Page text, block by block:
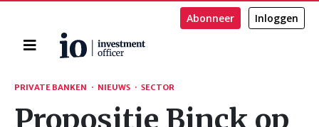
Home
Abonneer Inloggen
Zoeken
PRIVATE BANKEN · NIEUWS · SECTOR